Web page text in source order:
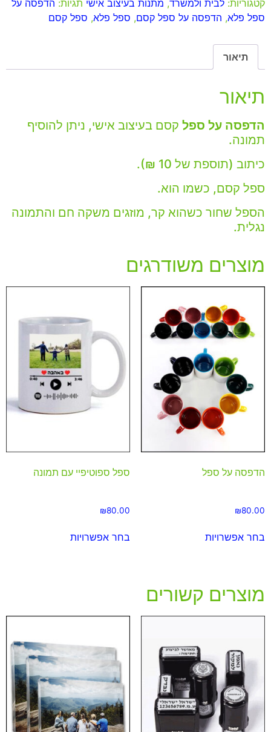
קטגוריות: לבית ולמשרד, מתנות בעיצוב אישי תגיות: הדפסה על
ספל פלא, הדפסה על ספל קסם, ספל פלא, ספל קסם
תיאור
תיאור
הדפסה על ספל קסם בעיצוב אישי, ניתן להוסיף
תמונה.
כיתוב (תוספת של 10 ₪).
ספל קסם, כשמו הוא.
הספל שחור כשהוא קר, מוזגים משקה חם והתמונה
נגלית.
מוצרים משודרגים
הדפסה על ספל
₪80.00
בחר אפשרויות
ספל ספוטיפיי עם תמונה
₪80.00
בחר אפשרויות
מוצרים קשורים